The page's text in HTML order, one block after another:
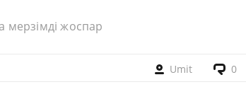
жоспар
Umit 0